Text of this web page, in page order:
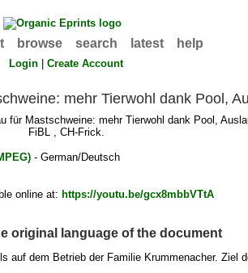
browse search latest help
Login |Create Account
mehr Tierwohl dank Pool,
für Mastschweine: mehr Tierwohl dank Pool,
FiBL , CH-Frick.
- German/Deutsch
online at: https://youtu.be/gcx8mbbVTtA
original language of the document
auf dem Betrieb der Familie Krummenacher.